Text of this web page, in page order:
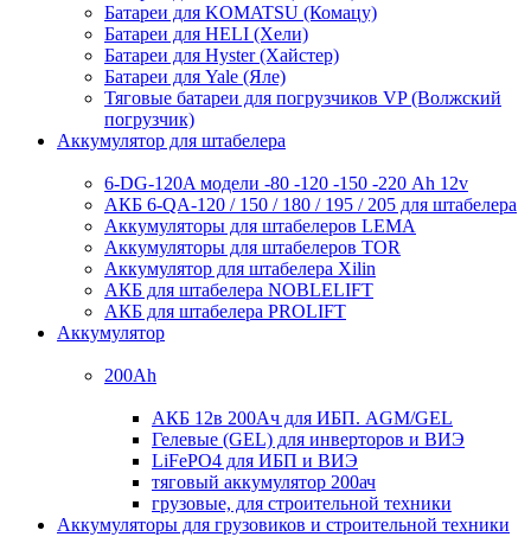
Батареи для KOMATSU (Комацу)
Батареи для HELI (Хели)
Батареи для Hyster (Хайстер)
Батареи для Yale (Яле)
Тяговые батареи для погрузчиков VP (Волжский
погрузчик)
Аккумулятор для штабелера
6-DG-120A модели -80 -120 -150 -220 Ah 12v
АКБ 6-QA-120 / 150 / 180 / 195 / 205 для штабелера
Аккумуляторы для штабелеров LEMA
Аккумуляторы для штабелеров TOR
Аккумулятор для штабелера Xilin
АКБ для штабелера NOBLELIFT
АКБ для штабелера PROLIFT
Аккумулятор
200Ah
АКБ 12в 200Ач для ИБП. AGM/GEL
Гелевые (GEL) для инверторов и ВИЭ
LiFePO4 для ИБП и ВИЭ
тяговый аккумулятор 200ач
грузовые, для строительной техники
Аккумуляторы для грузовиков и строительной техники